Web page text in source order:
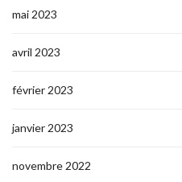
mai 2023
avril 2023
février 2023
janvier 2023
novembre 2022